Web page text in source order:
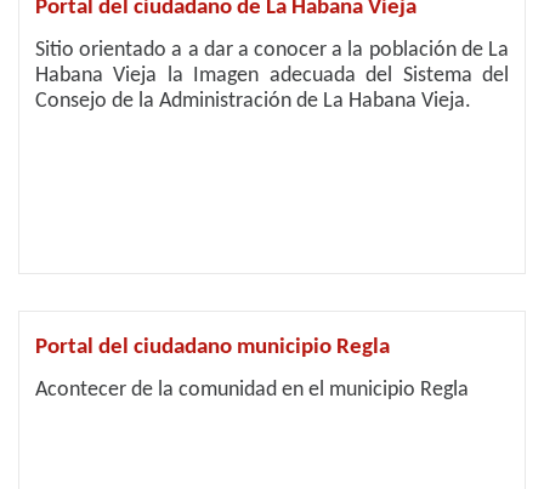
Portal del ciudadano de La Habana Vieja
Sitio orientado a a dar a conocer a la población de La
Habana Vieja la Imagen adecuada del Sistema del
Consejo de la Administración de La Habana Vieja.
Portal del ciudadano municipio Regla
Acontecer de la comunidad en el municipio Regla